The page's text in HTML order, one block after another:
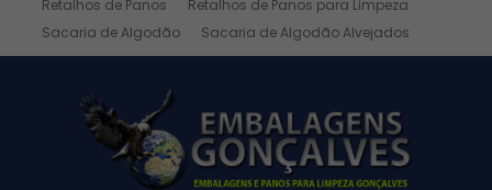
Retalhos de Panos
Retalhos de Panos para Limpeza
Sacaria de Algodão
Sacaria de Algodão Alvejados
Sacaria de Ráfia
Sacaria de Rafia Laminada
Saco de Rafia
Saco de Rafia 100 Kg
Saco de Rafia 20kg
Saco de Ráfia 25 Kg
Saco de Ráfia 30 Kg
Saco de Rafia 40 Kg